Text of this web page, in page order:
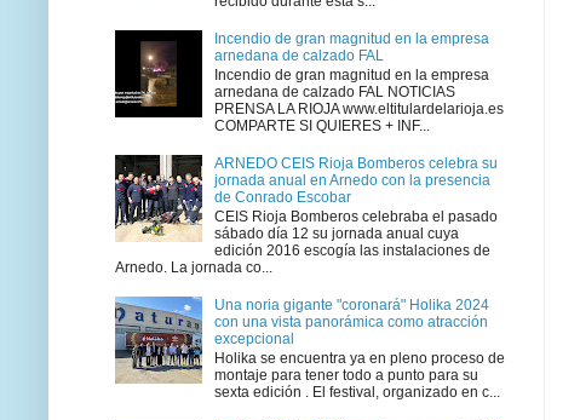
Incendio de gran magnitud en la empresa
arnedana de calzado FAL
Incendio de gran magnitud en la empresa
arnedana de calzado FAL NOTICIAS
PRENSA LA RIOJA www.eltitulardelarioja.es
COMPARTE SI QUIERES + INF...
ARNEDO CEIS Rioja Bomberos celebra su
jornada anual en Arnedo con la presencia
de Conrado Escobar
CEIS Rioja Bomberos celebraba el pasado
sábado día 12 su jornada anual cuya
edición 2016 escogía las instalaciones de
Arnedo. La jornada co...
Una noria gigante "coronará" Holika 2024
con una vista panorámica como atracción
excepcional
Holika se encuentra ya en pleno proceso de
montaje para tener todo a punto para su
sexta edición . El festival, organizado en c...